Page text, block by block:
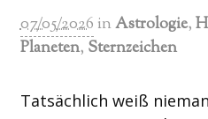
07/05/2026 inAstrologie,
Planeten, Sternzeichen
Tatsächlich weiß